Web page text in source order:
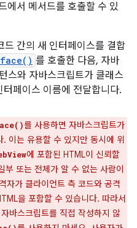
에서 메서드를 호출할 수 있
간의 새 인터페이스를 결합
를 호출한 다음, 자바
스와 자바스크립트가 클래스
페이스 이름에 전달합니다.
를 사용하면 자바스크립트가
이는 유용할 수 있지만 동시에 위
에 포함된 HTML이 신뢰할
또는 전체가 알 수 없는 사람이
자가 클라이언트 측 코드와 공격
을 포함할 수 있습니다. 따라서
바스크립트를 직접 작성하지 않